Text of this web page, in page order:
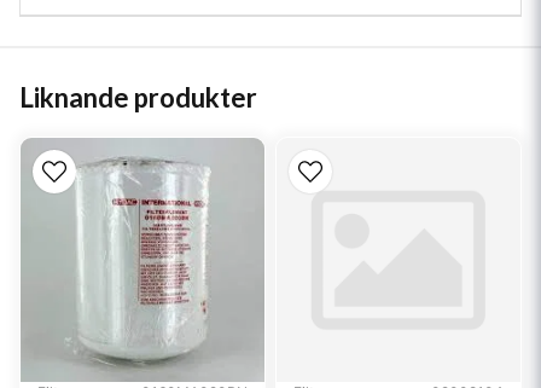
Efficiency Test Std
Collapse Burst 6.9 bar (100 psi)
Style Spin-On
Media Type
Primary Application
Referensfilter:
P557440
Liknande produkter